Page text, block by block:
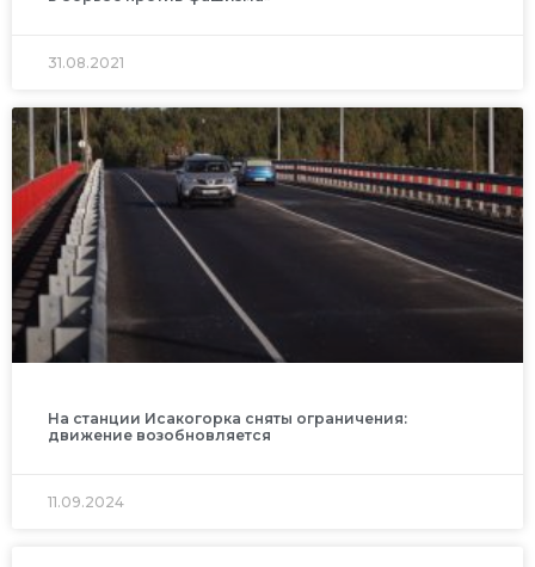
31.08.2021
На станции Исакогорка сняты ограничения:
движение возобновляется
11.09.2024